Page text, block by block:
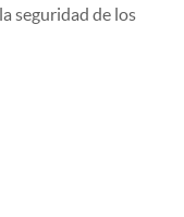
seguridad de los